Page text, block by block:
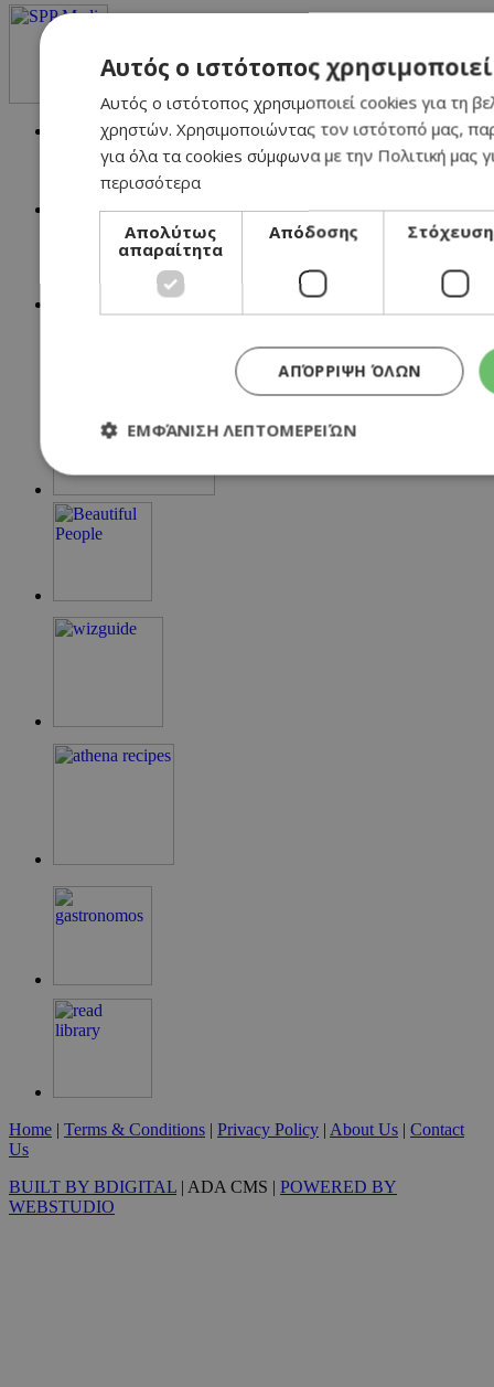
NETWORK:
Home | Terms & Conditions | Privacy Policy | About Us | Contact
Us
BUILT BY BDIGITAL | ADA CMS | POWERED BY
WEBSTUDIO
Αυτός ο ιστότοπος
Αυτός ο ιστότοπος χρησιμοποιεί cookies για τη
χρηστών. Χρησιμοποιώντας τον ιστότοπό μας,
για όλα τα cookies σύμφωνα με την Πολιτική μας
περισσότερα
Απολύτως
απαραίτητα
Απόδοσης
ΑΠΌΡΡΙΨΗ ΌΛΩΝ
ΕΜΦΆΝΙΣΗ ΛΕΠΤΟΜΕΡΕΙΏΝ
σωστά χωρίς τα απολύτως απαραίτητα cookies.
Ονοματεπώνυμο
PHPSESSID
takeOverCookie
cyprus.wiz-
1 μέρα